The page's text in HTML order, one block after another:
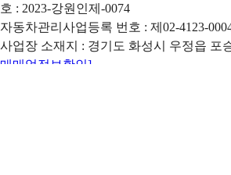
호 : 2023-강원인제-0074
자동차관리사업등록 번호 : 제02-4123-
사업장 소재지 : 경기도 화성시 우정읍 포
매매업정보확인]